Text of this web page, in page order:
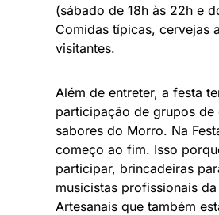
(sábado de 18h às 22h e
Comidas típicas, cervejas
visitantes.
Além de entreter, a festa
participação de grupos
sabores do Morro. Na
começo ao fim. Isso
participar, brincadeiras
musicistas profissionais
Artesanais que também